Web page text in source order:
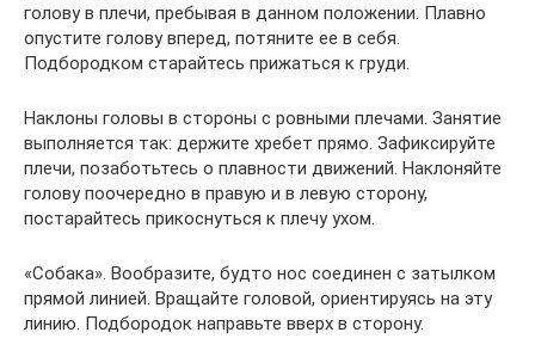
голову в плечи, пребывая в данном положении. Плавно
опустите голову вперед, потяните ее в себя.
Подбородком старайтесь прижаться к груди.
Наклоны головы в стороны с ровными плечами. Занятие
выполняется так: держите хребет прямо. Зафиксируйте
плечи, позаботьтесь о плавности движений. Наклоняйте
голову поочередно в правую и в левую сторону,
постарайтесь прикоснуться к плечу ухом.
«Собака». Вообразите, будто нос соединен с затылком
прямой линией. Вращайте головой, ориентируясь на эту
линию. Подбородок направьте вверх в сторону.